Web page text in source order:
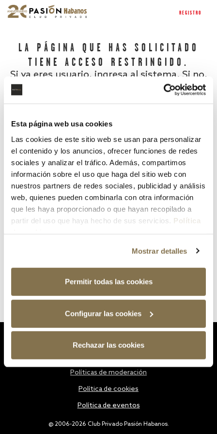
Esta página web usa cookies
Las cookies de este sitio web se usan para personalizar
el contenido y los anuncios, ofrecer funciones de redes
sociales y analizar el tráfico. Además, compartimos
información sobre el uso que haga del sitio web con
nuestros partners de redes sociales, publicidad y análisis
web, quienes pueden combinarla con otra información
que les haya proporcionado o que hayan recopilado a
partir del uso que haya hecho de sus servicios. Política
Mostrar detalles
Permitir todas las cookies
Configurar las cookies
Rechazar las cookies
REGISTRO
LA PÁGINA QUE HAS SOLICITADO
TIENE ACCESO RESTRINGIDO.
Si ya eres usuario, ingresa al sistema. Si no,
¿Has olvidado tu contraseña?
@ 2006-2026 Club Privado Pasión Habanos.
Políticas de moderación
Política de cookies
Política de eventos